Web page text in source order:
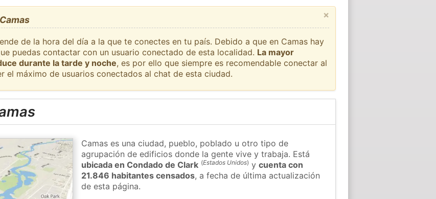
×
de la hora del día a la que te conectes en tu país. Debido a que en Camas hay
puedas contactar con un usuario conectado de esta localidad. La mayor
durante la tarde y noche, es por ello que siempre es recomendable conectar al
el máximo de usuarios conectados al chat de esta ciudad.
Camas es una ciudad, pueblo, poblado u otro tipo de
agrupación de edificios donde la gente vive y trabaja. Está
ubicada en Condado de Clark (Estados Unidos) ycuenta con
21.846 habitantes censados, a fecha de última actualización
de esta página.